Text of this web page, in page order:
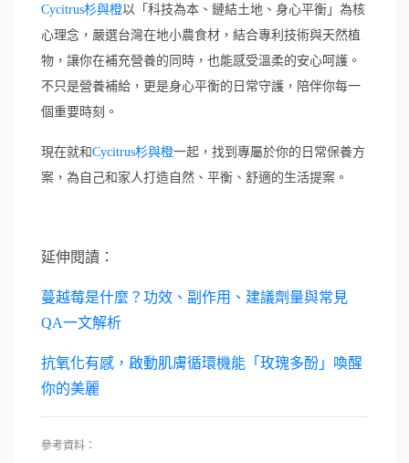
Cycitrus杉與橙以「科技為本、鏈結土地、身心平衡」為核
心理念，嚴選台灣在地小農食材，結合專利技術與天然植
物，讓你在補充營養的同時，也能感受溫柔的安心呵護。
不只是營養補給，更是身心平衡的日常守護，陪伴你每一
個重要時刻。
現在就和Cycitrus杉與橙一起，找到專屬於你的日常保養方
案，為自己和家人打造自然、平衡、舒適的生活提案。
延伸閱讀：
蔓越莓是什麼？功效、副作用、建議劑量與常見
QA一文解析
抗氧化有感，啟動肌膚循環機能「玫瑰多酚」喚醒
你的美麗
參考資料：